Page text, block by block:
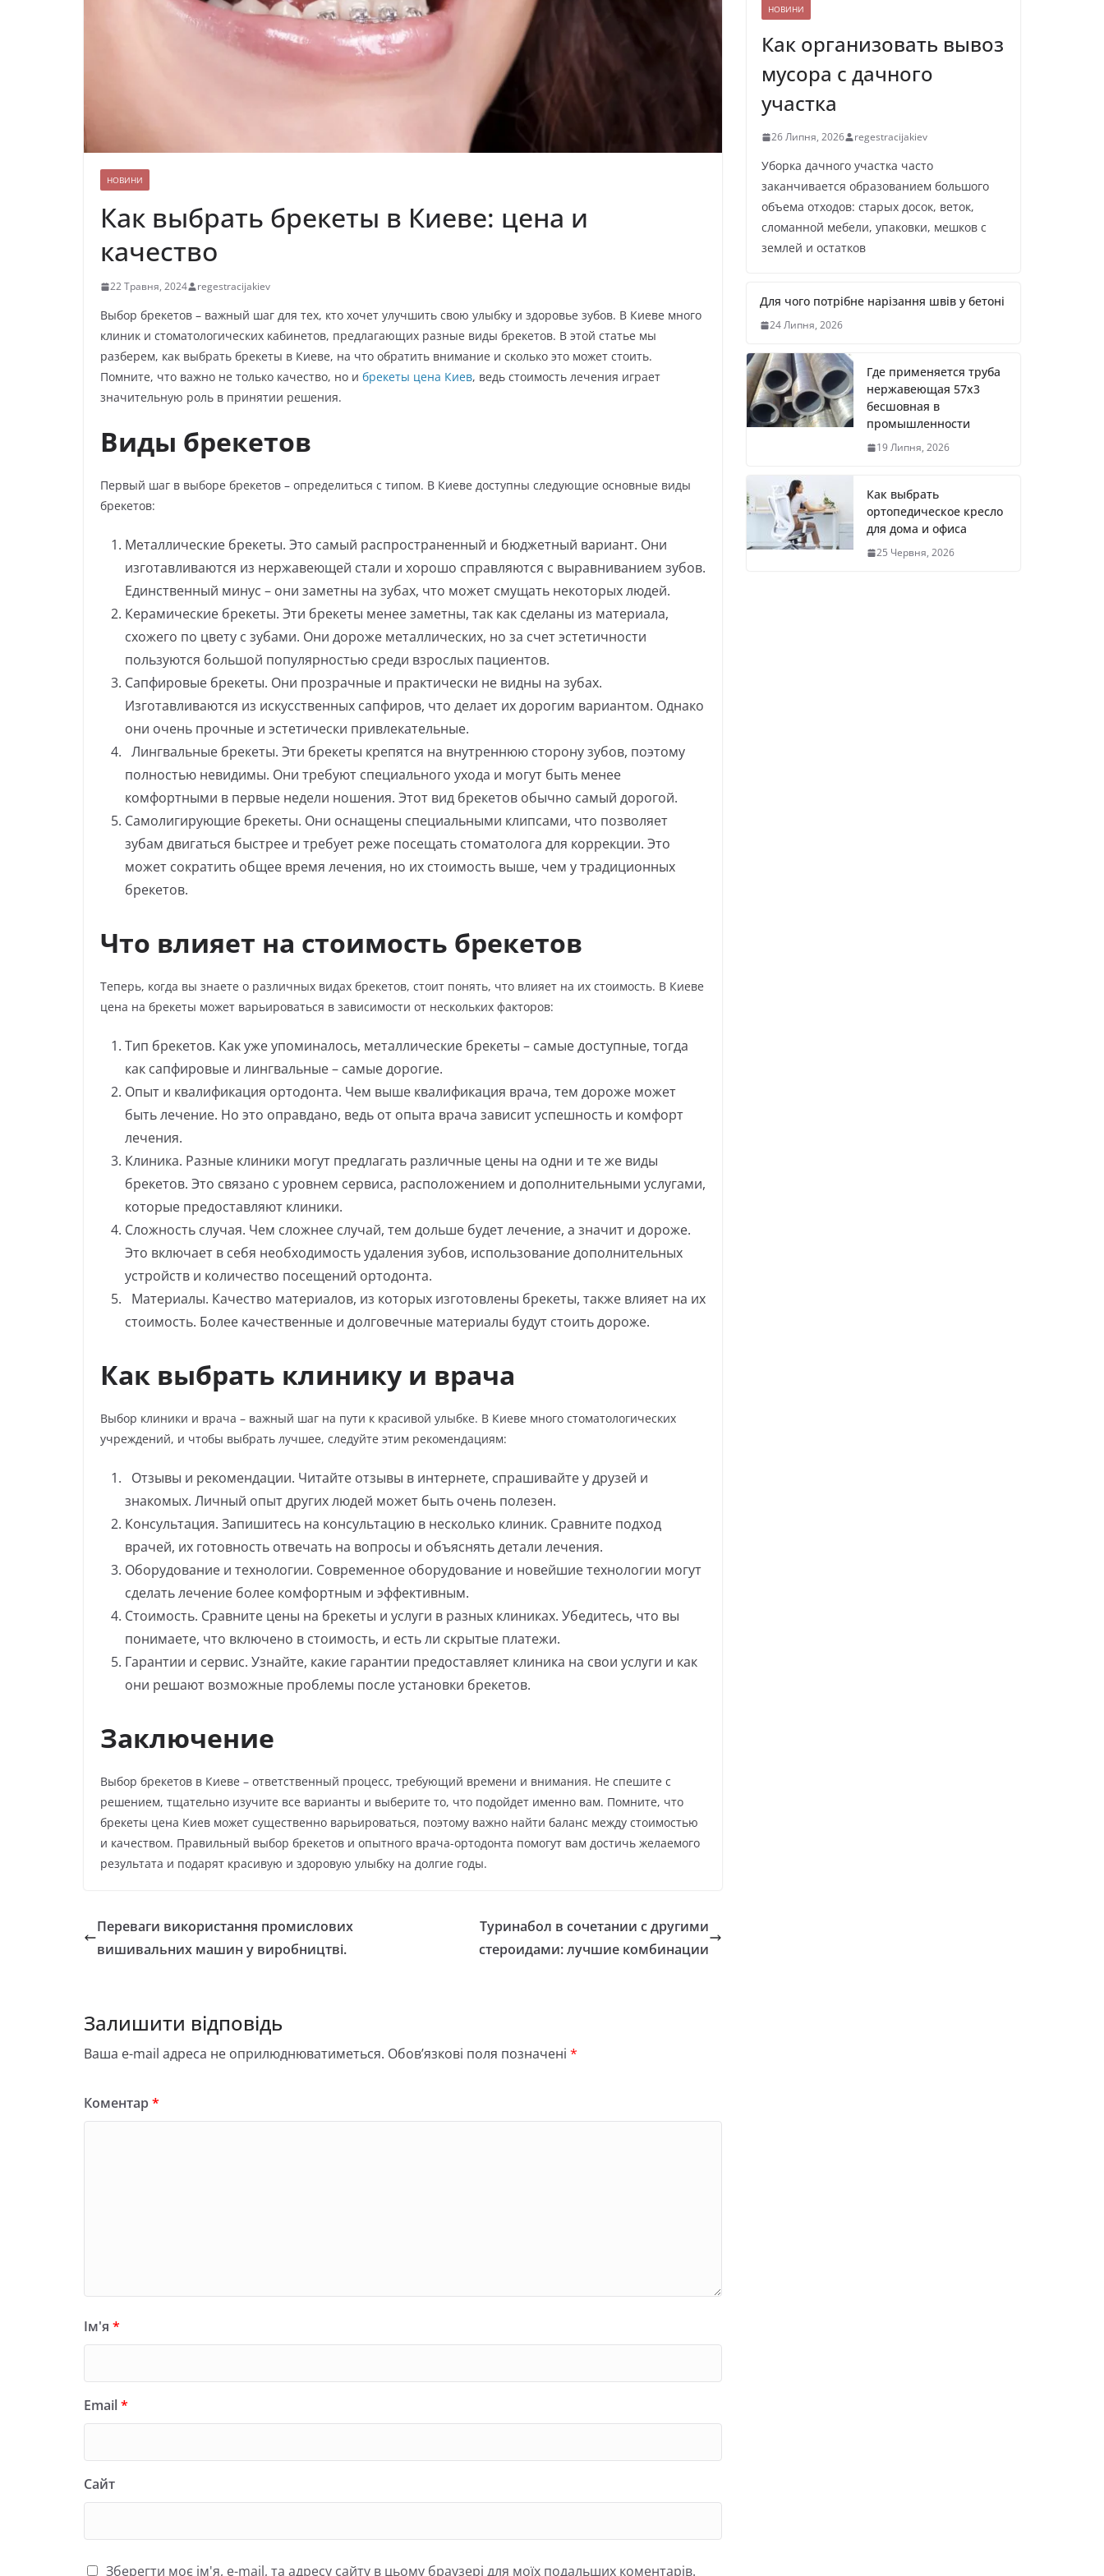
НОВИНИ
Как выбрать брекеты в Киеве: цена и
качество
22 Травня, 2024 regestracijakiev
Выбор брекетов – важный шаг для тех, кто хочет улучшить свою улыбку и здоровье зубов. В Киеве много
клиник и стоматологических кабинетов, предлагающих разные виды брекетов. В этой статье мы
разберем, как выбрать брекеты в Киеве, на что обратить внимание и сколько это может стоить.
Помните, что важно не только качество, но и брекеты цена Киев, ведь стоимость лечения играет
значительную роль в принятии решения.
Виды брекетов
Первый шаг в выборе брекетов – определиться с типом. В Киеве доступны следующие основные виды
брекетов:
Металлические брекеты. Это самый распространенный и бюджетный вариант. Они
изготавливаются из нержавеющей стали и хорошо справляются с выравниванием зубов.
Единственный минус – они заметны на зубах, что может смущать некоторых людей.
Керамические брекеты. Эти брекеты менее заметны, так как сделаны из материала,
схожего по цвету с зубами. Они дороже металлических, но за счет эстетичности
пользуются большой популярностью среди взрослых пациентов.
Сапфировые брекеты. Они прозрачные и практически не видны на зубах.
Изготавливаются из искусственных сапфиров, что делает их дорогим вариантом. Однако
они очень прочные и эстетически привлекательные.
Лингвальные брекеты. Эти брекеты крепятся на внутреннюю сторону зубов, поэтому
полностью невидимы. Они требуют специального ухода и могут быть менее
комфортными в первые недели ношения. Этот вид брекетов обычно самый дорогой.
Самолигирующие брекеты. Они оснащены специальными клипсами, что позволяет
зубам двигаться быстрее и требует реже посещать стоматолога для коррекции. Это
может сократить общее время лечения, но их стоимость выше, чем у традиционных
брекетов.
Что влияет на стоимость брекетов
Теперь, когда вы знаете о различных видах брекетов, стоит понять, что влияет на их стоимость. В Киеве
цена на брекеты может варьироваться в зависимости от нескольких факторов:
Тип брекетов. Как уже упоминалось, металлические брекеты – самые доступные, тогда
как сапфировые и лингвальные – самые дорогие.
Опыт и квалификация ортодонта. Чем выше квалификация врача, тем дороже может
быть лечение. Но это оправдано, ведь от опыта врача зависит успешность и комфорт
лечения.
Клиника. Разные клиники могут предлагать различные цены на одни и те же виды
брекетов. Это связано с уровнем сервиса, расположением и дополнительными услугами,
которые предоставляют клиники.
Сложность случая. Чем сложнее случай, тем дольше будет лечение, а значит и дороже.
Это включает в себя необходимость удаления зубов, использование дополнительных
устройств и количество посещений ортодонта.
Материалы. Качество материалов, из которых изготовлены брекеты, также влияет на их
стоимость. Более качественные и долговечные материалы будут стоить дороже.
Как выбрать клинику и врача
Выбор клиники и врача – важный шаг на пути к красивой улыбке. В Киеве много стоматологических
учреждений, и чтобы выбрать лучшее, следуйте этим рекомендациям:
Отзывы и рекомендации. Читайте отзывы в интернете, спрашивайте у друзей и
знакомых. Личный опыт других людей может быть очень полезен.
Консультация. Запишитесь на консультацию в несколько клиник. Сравните подход
врачей, их готовность отвечать на вопросы и объяснять детали лечения.
Оборудование и технологии. Современное оборудование и новейшие технологии могут
сделать лечение более комфортным и эффективным.
Стоимость. Сравните цены на брекеты и услуги в разных клиниках. Убедитесь, что вы
понимаете, что включено в стоимость, и есть ли скрытые платежи.
Гарантии и сервис. Узнайте, какие гарантии предоставляет клиника на свои услуги и как
они решают возможные проблемы после установки брекетов.
Заключение
Выбор брекетов в Киеве – ответственный процесс, требующий времени и внимания. Не спешите с
решением, тщательно изучите все варианты и выберите то, что подойдет именно вам. Помните, что
брекеты цена Киев может существенно варьироваться, поэтому важно найти баланс между стоимостью
и качеством. Правильный выбор брекетов и опытного врача-ортодонта помогут вам достичь желаемого
результата и подарят красивую и здоровую улыбку на долгие годы.
Переваги використання промислових
вишивальних машин у виробництві.
Туринабол в сочетании с другими
стероидами: лучшие комбинации
Залишити відповідь
Ваша e-mail адреса не оприлюднюватиметься. Обов’язкові поля позначені *
Коментар*
Ім'я *
Email*
Сайт
Зберегти моє ім'я, e-mail, та адресу сайту в цьому браузері для моїх подальших коментарів.
НОВИНИ
Как организовать вывоз
мусора с дачного
участка
26 Липня, 2026 regestracijakiev
Уборка дачного участка часто
заканчивается образованием большого
объема отходов: старых досок, веток,
сломанной мебели, упаковки, мешков с
землей и остатков
Для чого потрібне нарізання швів у бетоні
24 Липня, 2026
Где применяется труба
нержавеющая 57х3
бесшовная в
промышленности
19 Липня, 2026
Как выбрать
ортопедическое кресло
для дома и офиса
25 Червня, 2026